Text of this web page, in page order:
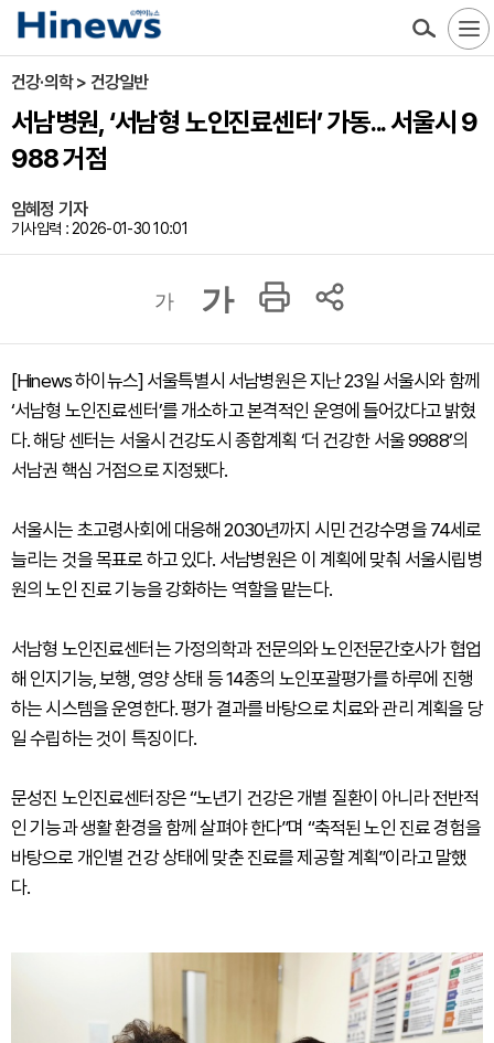
건강·의학 > 건강일반
서남병원, ‘서남형 노인진료센터’ 가동... 서울시 9
988 거점
임혜정 기자
기사입력 : 2026-01-30 10:01
가 가
[Hinews 하이뉴스] 서울특별시 서남병원은 지난 23일 서울시와 함께
‘서남형 노인진료센터’를 개소하고 본격적인 운영에 들어갔다고 밝혔
다. 해당 센터는 서울시 건강도시 종합계획 ‘더 건강한 서울 9988’의
서남권 핵심 거점으로 지정됐다.
서울시는 초고령사회에 대응해 2030년까지 시민 건강수명을 74세로
늘리는 것을 목표로 하고 있다. 서남병원은 이 계획에 맞춰 서울시립병
원의 노인 진료 기능을 강화하는 역할을 맡는다.
서남형 노인진료센터는 가정의학과 전문의와 노인전문간호사가 협업
해 인지기능, 보행, 영양 상태 등 14종의 노인포괄평가를 하루에 진행
하는 시스템을 운영한다. 평가 결과를 바탕으로 치료와 관리 계획을 당
일 수립하는 것이 특징이다.
문성진 노인진료센터장은 “노년기 건강은 개별 질환이 아니라 전반적
인 기능과 생활 환경을 함께 살펴야 한다”며 “축적된 노인 진료 경험을
바탕으로 개인별 건강 상태에 맞춘 진료를 제공할 계획”이라고 말했
다.